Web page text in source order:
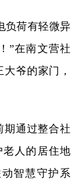
负荷有轻微异
”在南文营社
爷的家门，
期通过整合社
老人的居住地
智慧守护系